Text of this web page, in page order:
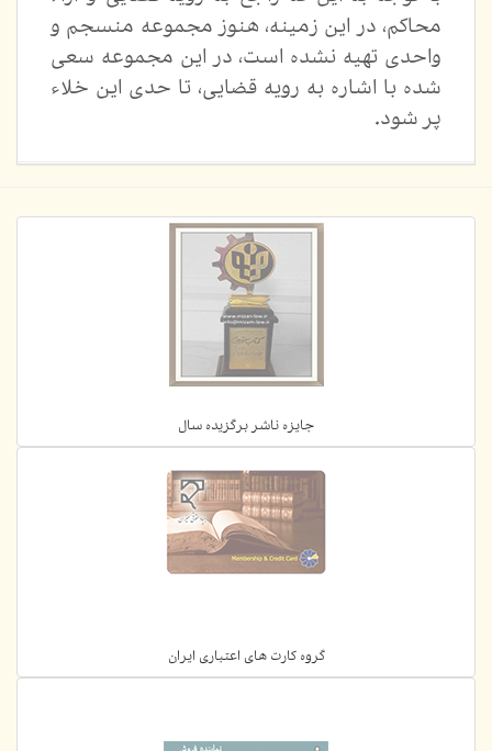
محاكم، در اين زمينه، هنوز مجموعه منسجم و
واحدی تهيه نشده است، در اين مجموعه سعی
شده با اشاره به رويه قضايی، تا حدی این خلاء
پر شود.
جایزه ناشر برگزیده سال
گروه کارت های اعتباری ایران